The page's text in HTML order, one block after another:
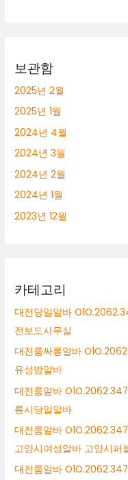
보관함
2025년 2월
2025년 1월
2024년 4월
2024년 3월
2024년 2월
2024년 1월
2023년 12월
카테고리
대전당일알바
전보도사무실
대전룸싸롱알바
유성밤알바
대전룸알바
룡시당일알바
대전룸알바
고양시여성알바 고양시퍼
대전룸알바